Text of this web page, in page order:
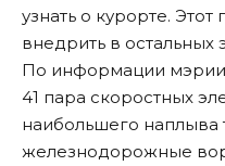
узнать о курорте. Этот
внедрить в остальных
По информации мэрии
41 пара скоростных
наибольшего наплыва
железнодорожные